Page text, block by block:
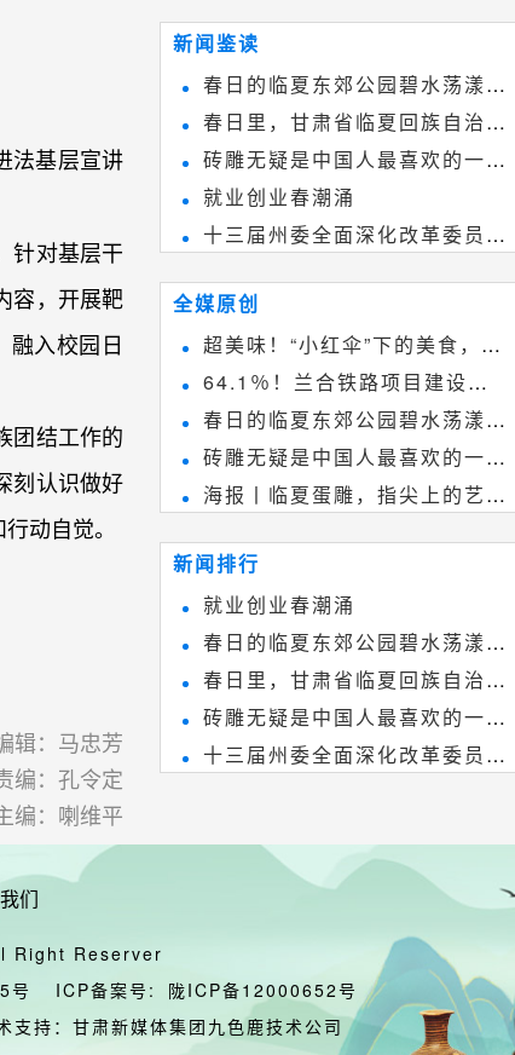
法基层宣讲
针对基层干
容，开展靶
融入校园日
团结工作的
刻认识做好
动自觉。
辑：马忠芳
编：孔令定
编：喇维平
新闻鉴读
春日的临夏东郊公园碧水荡漾、
春花烂漫
春日里，甘肃省临夏回族自治州
境内的刘家峡大桥，壮观美丽!
砖雕无疑是中国人最喜欢的一种
雕刻艺术，它不仅是民间实用美术
和建筑装饰艺术的有机结合，更成
为中国建筑史上彰品东方美不可磨
就业创业春潮涌
十三届州委全面深化改革委员会
第八次会议召开
全媒原创
超美味！“小红伞”下的美食，绝
不能错过~
64.1％！兰合铁路项目建设加
速推进
春日的临夏东郊公园碧水荡漾、
春花烂漫
砖雕无疑是中国人最喜欢的一种
雕刻艺术，它不仅是民间实用美术
和建筑装饰艺术的有机结合，更成
为中国建筑史上彰品东方美不可磨
灭的一笔。一方青砖里不仅藏着广
海报丨临夏蛋雕，指尖上的艺术
~
新闻排行
就业创业春潮涌
春日的临夏东郊公园碧水荡漾、
春花烂漫
春日里，甘肃省临夏回族自治州
境内的刘家峡大桥，壮观美丽!
砖雕无疑是中国人最喜欢的一种
雕刻艺术，它不仅是民间实用美术
为中国建筑史上彰品东方美不可磨
灭的一笔。一方青砖里不仅藏着广
十三届州委全面深化改革委员会
们
Right Reserver
号 ICP备案号:
陇ICP备12000652号
支持：甘肃新媒体集团九色鹿技术公司